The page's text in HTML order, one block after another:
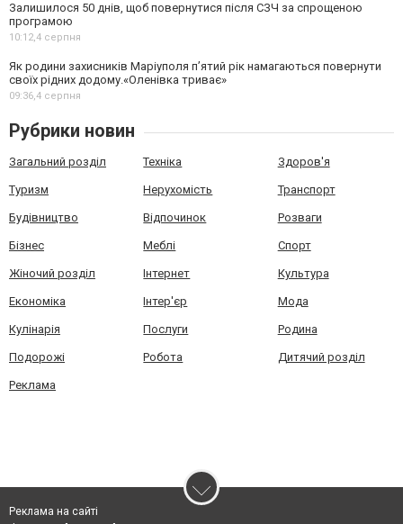
Залишилося 50 днів, щоб повернутися після СЗЧ за спрощеною
програмою
10:12,4 серпня
Як родини захисників Маріуполя пʼятий рік намагаються повернути
своїх рідних додому.«Оленівка триває»
09:36,4 серпня
Рубрики новин
Загальний розділ Техніка Здоров'я
Туризм Нерухомість Транспорт
Будівництво Відпочинок Розваги
Бізнес Меблі Спорт
Жіночий розділ Інтернет Культура
Економіка Інтер'єр Мода
Кулінарія Послуги Родина
Подорожі Робота Дитячий розділ
Реклама
Реклама на сайті